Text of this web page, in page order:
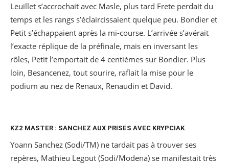
Leuillet s’accrochait avec Masle, plus tard Frete perdait du
temps et les rangs s’éclaircissaient quelque peu. Bondier et
Petit s’échappaient après la mi-course. L’arrivée s’avérait
l’exacte réplique de la préfinale, mais en inversant les
rôles, Petit l’emportait de 4 centièmes sur Bondier. Plus
loin, Besancenez, tout sourire, raflait la mise pour le
podium au nez de Renaux, Renaudin et David.
KZ2 MASTER : SANCHEZ AUX PRISES AVEC KRYPCIAK
Yoann Sanchez (Sodi/TM) ne tardait pas à trouver ses
repères, Mathieu Legout (Sodi/Modena) se manifestait très